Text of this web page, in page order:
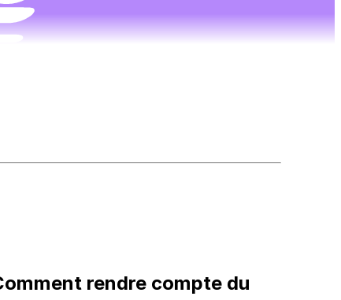
rendre compte du